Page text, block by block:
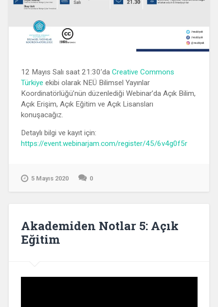
12 Mayıs Salı saat 21:30’da Creative Commons
Türkiye ekibi olarak NEÜ Bilimsel Yayınlar
Koordinatörlüğü’nün düzenlediği Webinar’da Açık Bilim,
Açık Erişim, Açık Eğitim ve Açık Lisansları
konuşacağız.
Detaylı bilgi ve kayıt için:
https://event.webinarjam.com/register/45/6v4g0f5r
5 Mayıs 2020 0
Akademiden Notlar 5: Açık
Eğitim